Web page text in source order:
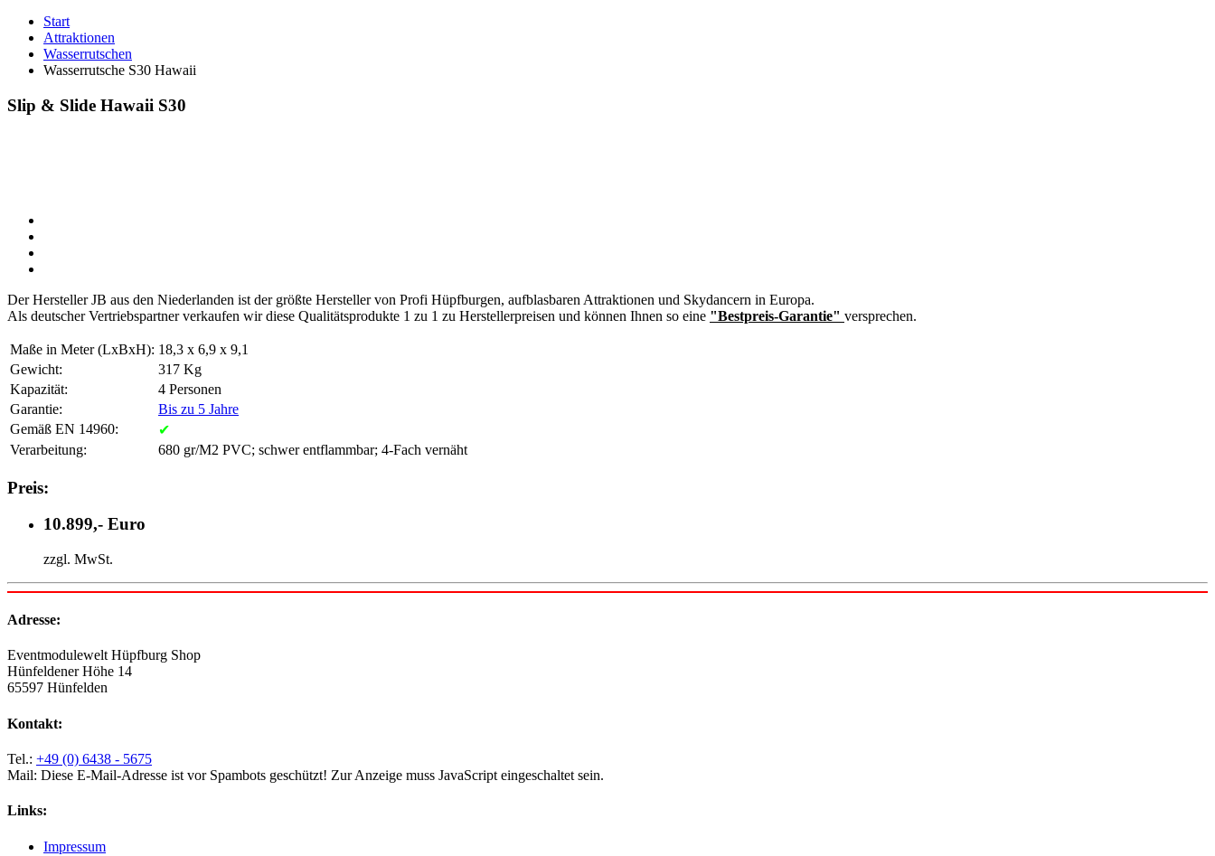
Start
Attraktionen
Wasserrutschen
Wasserrutsche S30 Hawaii
Slip & Slide Hawaii S30
Der Hersteller JB aus den Niederlanden ist der größte Hersteller von Profi Hüpfburgen, aufblasbaren Attraktionen und Skydancern in Europa.
Als deutscher Vertriebspartner verkaufen wir diese Qualitätsprodukte 1 zu 1 zu Herstellerpreisen und können Ihnen so eine "Bestpreis-Garantie" versprechen.
Maße in Meter (LxBxH): 18,3 x 6,9 x 9,1
Gewicht:
317 Kg
Kapazität:
4 Personen
Garantie:
Bis zu 5 Jahre
Gemäß EN 14960:
✔
Verarbeitung:
680 gr/M2 PVC; schwer entflammbar; 4-Fach vernäht
Preis:
10.899,- Euro
zzgl. MwSt.
Adresse:
Eventmodulewelt Hüpfburg Shop
Hünfeldener Höhe 14
65597 Hünfelden
Kontakt:
Tel.: +49 (0) 6438 - 5675
Mail: Diese E-Mail-Adresse ist vor Spambots geschützt! Zur Anzeige muss JavaScript eingeschaltet sein.
Links:
Impressum